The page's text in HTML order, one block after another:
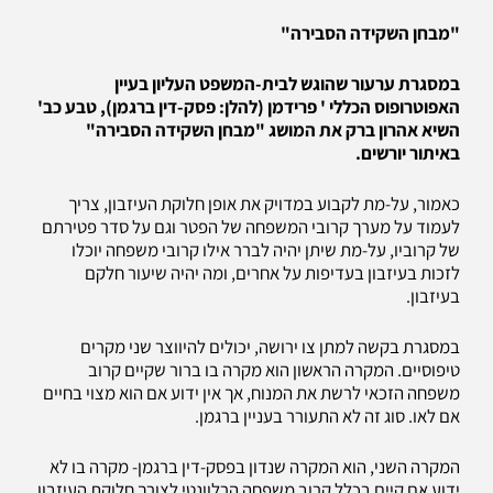
"מבחן השקידה הסבירה"
במסגרת ערעור שהוגש לבית-המשפט העליון בעיין
האפוטרופוס הכללי ' פרידמן (להלן: פסק-דין ברגמן), טבע כב'
השיא אהרון ברק את המושג "מבחן השקידה הסבירה"
באיתור יורשים.
כאמור, על-מת לקבוע במדויק את אופן חלוקת העיזבון, צריך
לעמוד על מערך קרובי המשפחה של הפטר וגם על סדר פטירתם
של קרוביו, על-מת שיתן יהיה לברר אילו קרובי משפחה יוכלו
לזכות בעיזבון בעדיפות על אחרים, ומה יהיה שיעור חלקם
בעיזבון.
במסגרת בקשה למתן צו ירושה, יכולים להיווצר שני מקרים
טיפוסיים. המקרה הראשון הוא מקרה בו ברור שקיים קרוב
משפחה הזכאי לרשת את המנוח, אך אין ידוע אם הוא מצוי בחיים
אם לאו. סוג זה לא התעורר בעניין ברגמן.
המקרה השני, הוא המקרה שנדון בפסק-דין ברגמן- מקרה בו לא